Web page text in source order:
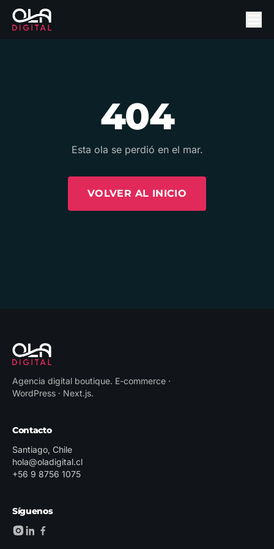
404
Esta ola se perdió en el mar.
VOLVER AL INICIO
Agencia digital boutique. E-commerce ·
WordPress · Next.js.
Contacto
Santiago, Chile
hola@oladigital.cl
+56 9 8756 1075
Síguenos